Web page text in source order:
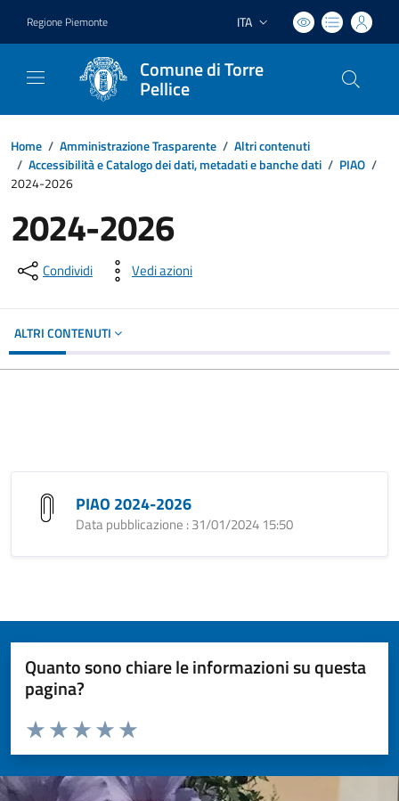
Regione Piemonte Lingua attiva:
ITA
Comune di Torre
Pellice
Home / Amministrazione Trasparente / Altri contenuti
/ Accessibilità e Catalogo dei dati, metadati e banche dati / PIAO /
2024-2026
2024-2026
Condividi Vedi azioni
ALTRI CONTENUTI
PIAO 2024-2026
Data pubblicazione : 31/01/2024 15:50
Quanto sono chiare le informazioni su questa
pagina?
Valuta da 1 a 5 stelle la pagina
Valuta 5 stelle su 5
Valuta 4 stelle su 5
Valuta 3 stelle su 5
Valuta 2 stelle su 5
Valuta 1 stelle su 5